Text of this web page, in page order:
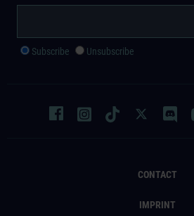
CONTACT
IMPRINT
Subscribe Unsubscribe